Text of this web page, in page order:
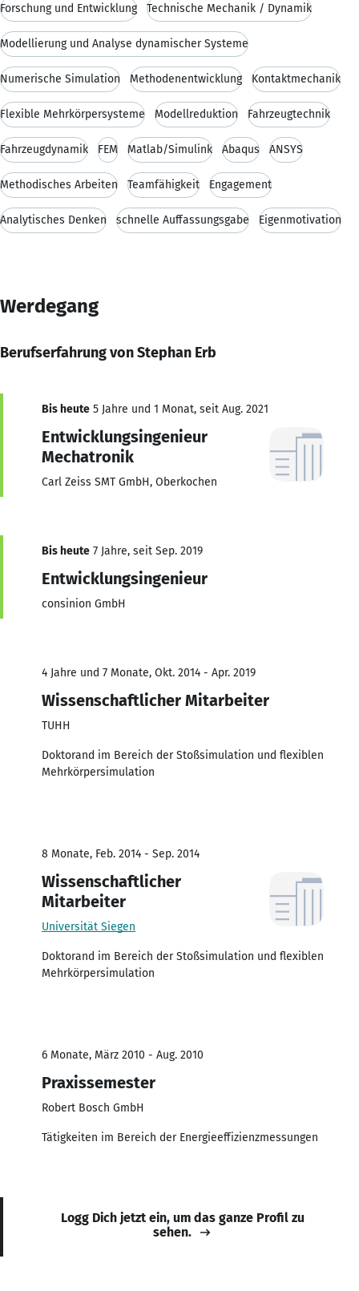
Forschung und Entwicklung Technische Mechanik / Dynamik
Modellierung und Analyse dynamischer Systeme
Numerische Simulation Methodenentwicklung Kontaktmechanik
Flexible Mehrkörpersysteme Modellreduktion Fahrzeugtechnik
Fahrzeugdynamik FEM Matlab/Simulink Abaqus ANSYS
Methodisches Arbeiten Teamfähigkeit Engagement
Analytisches Denken schnelle Auffassungsgabe Eigenmotivation
Werdegang
Berufserfahrung von Stephan Erb
Bis heute 5 Jahre und 1 Monat, seit Aug. 2021
Entwicklungsingenieur
Mechatronik
Carl Zeiss SMT GmbH, Oberkochen
Bis heute 7 Jahre, seit Sep. 2019
Entwicklungsingenieur
consinion GmbH
4 Jahre und 7 Monate, Okt. 2014 - Apr. 2019
Wissenschaftlicher Mitarbeiter
TUHH
Doktorand im Bereich der Stoßsimulation und flexiblen
Mehrkörpersimulation
8 Monate, Feb. 2014 - Sep. 2014
Wissenschaftlicher
Mitarbeiter
Universität Siegen
Doktorand im Bereich der Stoßsimulation und flexiblen
Mehrkörpersimulation
6 Monate, März 2010 - Aug. 2010
Praxissemester
Robert Bosch GmbH
Tätigkeiten im Bereich der Energieeffizienzmessungen
Logg Dich jetzt ein, um das ganze Profil zu
sehen.